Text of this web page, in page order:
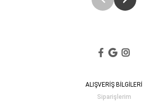
ALIŞVERİŞ BİLGİLERİ
Siparişlerim